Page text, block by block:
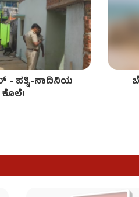
ಸ್ಫೋಟ – 32 ಕಾರ್ಮಿಕರು
ಡೊನಾಲ್ಡ್ ಟ್ರಂಪ್!
ಪತ್ನಿ-ನಾದಿನಿಯ
ಕೊಲೆ!